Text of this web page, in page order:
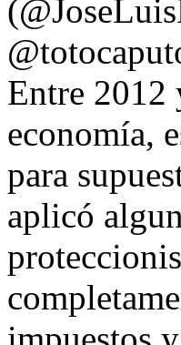
Entre 2012
economía,
para
aplicó